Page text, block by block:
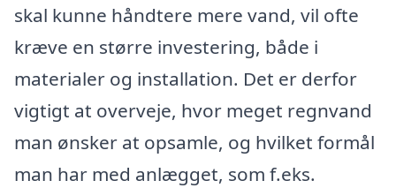
skal kunne håndtere mere vand, vil ofte
kræve en større investering, både i
materialer og installation. Det er derfor
vigtigt at overveje, hvor meget regnvand
man ønsker at opsamle, og hvilket formål
man har med anlægget, som f.eks.